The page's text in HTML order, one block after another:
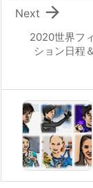
2020世界フ
ション日程

Next